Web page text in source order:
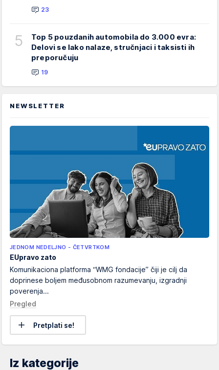
23
5
Top 5 pouzdanih automobila do 3.000 evra:
Delovi se lako nalaze, stručnjaci i taksisti ih
preporučuju
19
NEWSLETTER
JEDNOM NEDELJNO - ČETVRTKOM
EUpravo zato
Komunikaciona platforma “WMG fondacije” čiji je cilj da
doprinese boljem međusobnom razumevanju, izgradnji
poverenja...
Pregled
Pretplati se!
Iz kategorije